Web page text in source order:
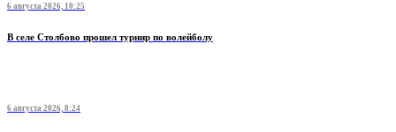
6 августа 2026, 10:25
В селе Столбово прошел турнир по волейболу
6 августа 2026, 8:24